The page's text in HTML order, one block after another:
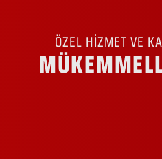
ÖZEL HİZMET VE